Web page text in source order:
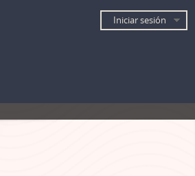
Iniciar sesión